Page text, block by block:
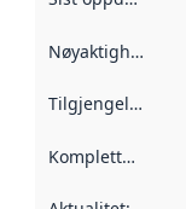
Nøyaktighet
Tilgjengelighet
Kompletthet